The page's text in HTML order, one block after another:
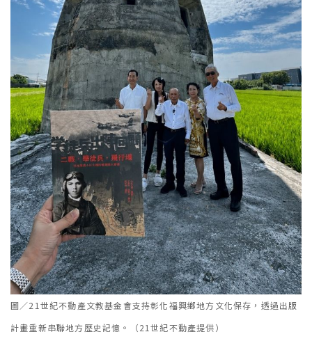
圖／21世紀不動產文教基金會支持彰化福興鄉地方文化保存，透過出版
計畫重新串聯地方歷史記憶。（21世紀不動產提供）